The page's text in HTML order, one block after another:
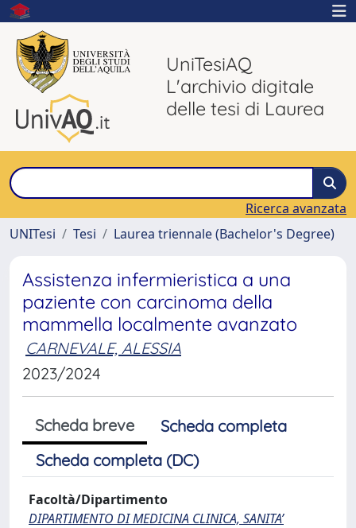
UniTesiAQ
L'archivio digitale
delle tesi di Laurea
Ricerca avanzata
UNITesi
Tesi Laurea triennale (Bachelor's Degree)
Assistenza infermieristica a una
paziente con carcinoma della
mammella localmente avanzato
CARNEVALE, ALESSIA
2023/2024
Scheda breve
Scheda completa
Scheda completa (DC)
Facoltà/Dipartimento
DIPARTIMENTO DI MEDICINA CLINICA, SANITA’